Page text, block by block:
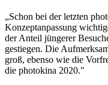
„Schon bei der letzten
Konzeptanpassung
der Anteil jüngerer
gestiegen. Die
groß, ebenso wie die
die photokina 2020."